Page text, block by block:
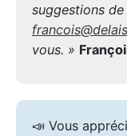
suggestions
vous. »
📣 Vous